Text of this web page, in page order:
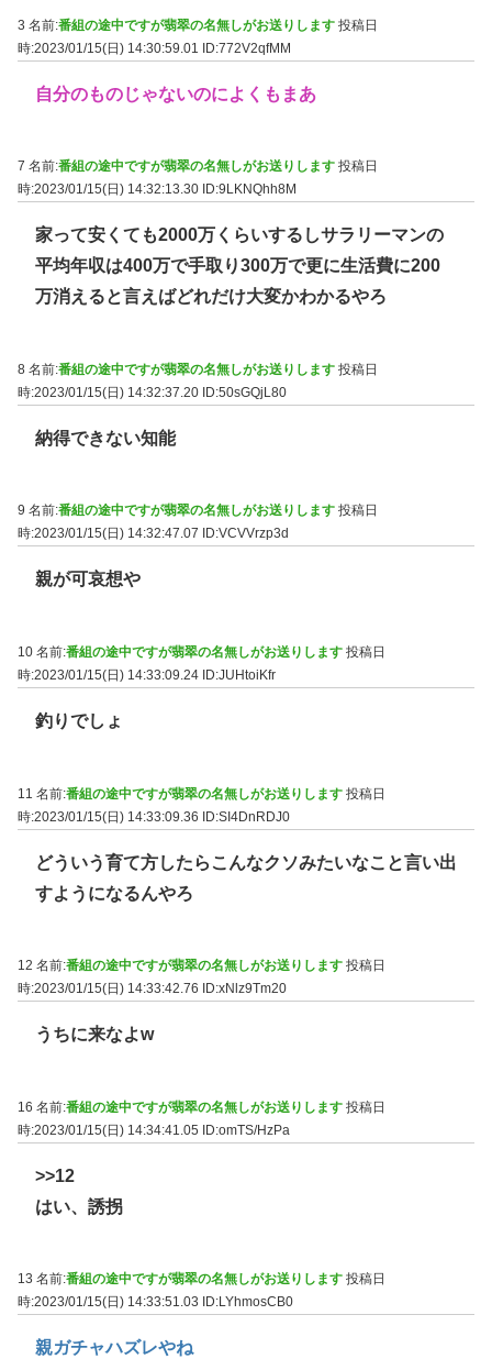
3 名前:番組の途中ですが翡翠の名無しがお送りします 投稿日
時:2023/01/15(日) 14:30:59.01 ID:772V2qfMM
自分のものじゃないのによくもまあ
7 名前:番組の途中ですが翡翠の名無しがお送りします 投稿日
時:2023/01/15(日) 14:32:13.30 ID:9LKNQhh8M
家って安くても2000万くらいするしサラリーマンの
平均年収は400万で手取り300万で更に生活費に200
万消えると言えばどれだけ大変かわかるやろ
8 名前:番組の途中ですが翡翠の名無しがお送りします 投稿日
時:2023/01/15(日) 14:32:37.20 ID:50sGQjL80
納得できない知能
9 名前:番組の途中ですが翡翠の名無しがお送りします 投稿日
時:2023/01/15(日) 14:32:47.07
ID:VCVVrzp3d
親が可哀想や
10 名前:番組の途中ですが翡翠の名無しがお送りします 投稿日
時:2023/01/15(日) 14:33:09.24 ID:JUHtoiKfr
釣りでしょ
11 名前:番組の途中ですが翡翠の名無しがお送りします 投稿日
時:2023/01/15(日) 14:33:09.36 ID:SI4DnRDJ0
どういう育て方したらこんなクソみたいなこと言い出
すようになるんやろ
12 名前:番組の途中ですが翡翠の名無しがお送りします 投稿日
時:2023/01/15(日) 14:33:42.76
ID:xNlz9Tm20
うちに来なよw
16 名前:番組の途中ですが翡翠の名無しがお送りします 投稿日
時:2023/01/15(日) 14:34:41.05 ID:omTS/HzPa
>>12
はい、誘拐
13 名前:番組の途中ですが翡翠の名無しがお送りします 投稿日
時:2023/01/15(日) 14:33:51.03
ID:LYhmosCB0
親ガチャハズレやね